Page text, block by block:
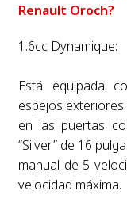
Renault Oroch?
1.6cc Dynamique:
Está equipada
espejos
en las puertas
“Silver” de 16
manual de 5
velocidad máxima.